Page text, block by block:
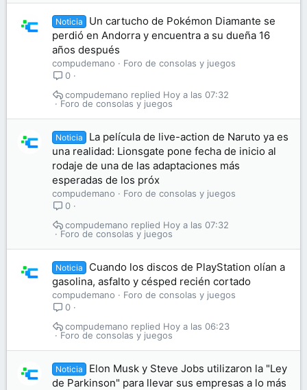
Noticia
Un cartucho de Pokémon Diamante se
perdió en Andorra y encuentra a su dueña 16
años después
compudemano
Foro de consolas y juegos
0
Foro de consolas y juegos
Hoy a las 07:32
compudemano
Noticia
La película de live-action de Naruto ya es
una realidad: Lionsgate pone fecha de inicio al
rodaje de una de las adaptaciones más
esperadas de los próx
compudemano
Foro de consolas y juegos
0
Foro de consolas y juegos
Hoy a las 07:32
compudemano
Noticia
Cuando los discos de PlayStation olían a
gasolina, asfalto y césped recién cortado
compudemano
Foro de consolas y juegos
0
Foro de consolas y juegos
Hoy a las 06:23
compudemano
Noticia
Elon Musk y Steve Jobs utilizaron la "Ley
de Parkinson" para llevar sus empresas a lo más